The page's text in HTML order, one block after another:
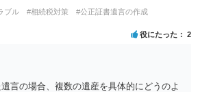
ブル #相続税対策
#公正証書遺言の作成
役にたった 2
言の場合、複数の遺産を具体的にどうのよ